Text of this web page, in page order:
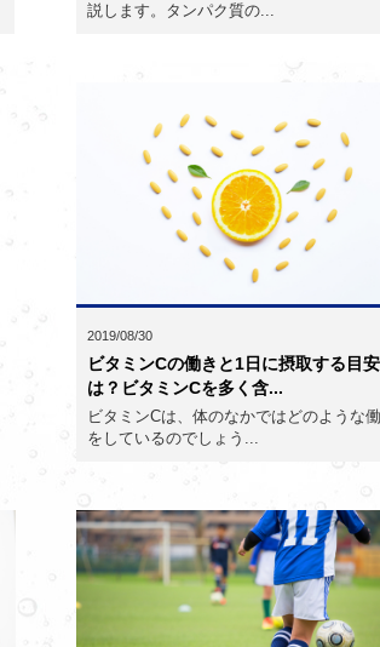
説します。タンパク質の...
2019/08/30
ビタミンCの働きと1日に摂取する目
は？ビタミンCを多く含...
ビタミンCは、体のなかではどのような
をしているのでしょう...